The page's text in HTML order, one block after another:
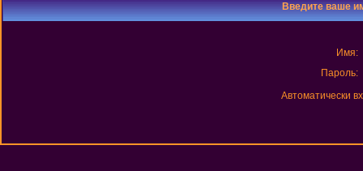
Введите ваше
Имя:
Пароль:
Автоматически